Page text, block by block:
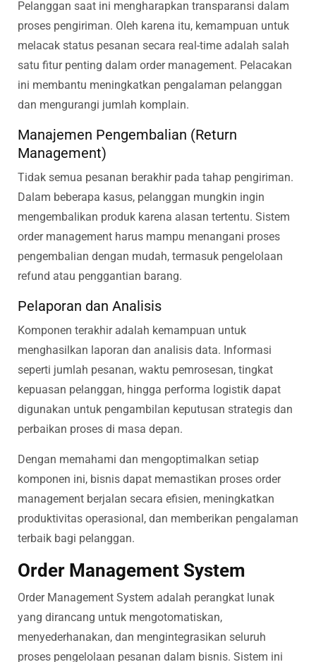
Pelanggan saat ini mengharapkan transparansi dalam
proses pengiriman. Oleh karena itu, kemampuan untuk
melacak status pesanan secara real-time adalah salah
satu fitur penting dalam order management. Pelacakan
ini membantu meningkatkan pengalaman pelanggan
dan mengurangi jumlah komplain.
Manajemen Pengembalian (Return
Management)
Tidak semua pesanan berakhir pada tahap pengiriman.
Dalam beberapa kasus, pelanggan mungkin ingin
mengembalikan produk karena alasan tertentu. Sistem
order management harus mampu menangani proses
pengembalian dengan mudah, termasuk pengelolaan
refund atau penggantian barang.
Pelaporan dan Analisis
Komponen terakhir adalah kemampuan untuk
menghasilkan laporan dan analisis data. Informasi
seperti jumlah pesanan, waktu pemrosesan, tingkat
kepuasan pelanggan, hingga performa logistik dapat
digunakan untuk pengambilan keputusan strategis dan
perbaikan proses di masa depan.
Dengan memahami dan mengoptimalkan setiap
komponen ini, bisnis dapat memastikan proses order
management berjalan secara efisien, meningkatkan
produktivitas operasional, dan memberikan pengalaman
terbaik bagi pelanggan.
Order Management System
Order Management System adalah perangkat lunak
yang dirancang untuk mengotomatiskan,
menyederhanakan, dan mengintegrasikan seluruh
proses pengelolaan pesanan dalam bisnis. Sistem ini